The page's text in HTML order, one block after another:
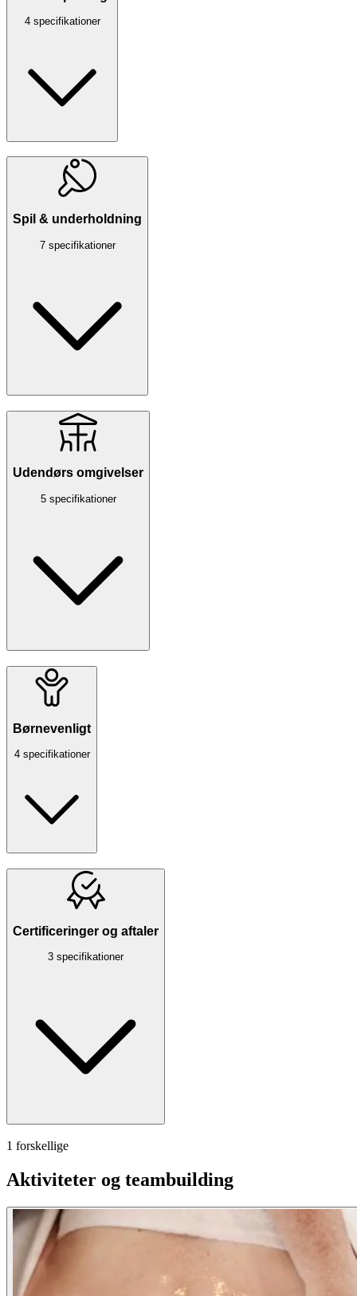
4 specifikationer
Spil & underholdning
7 specifikationer
Udendørs omgivelser
5 specifikationer
Børnevenligt
4 specifikationer
Certificeringer og aftaler
3 specifikationer
1 forskellige
Aktiviteter og teambuilding